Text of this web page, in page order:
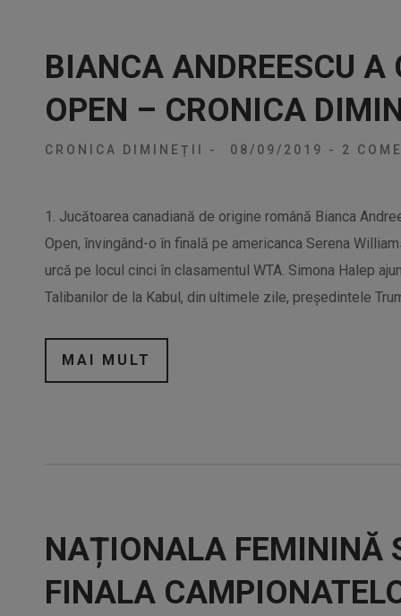
BIANCA ANDREESCU A
OPEN – CRONICA
CRONICA DIMINEȚII - 08/09/2019 - 2
1. Jucătoarea canadiană de origine română Bianca
Open, învingând-o în finală pe americanca Serena
urcă pe locul cinci în clasamentul WTA. Simona Halep
Talibanilor de la Kabul, din ultimele zile, președintele
MAI MULT
NAȚIONALA FEMININĂ
FINALA